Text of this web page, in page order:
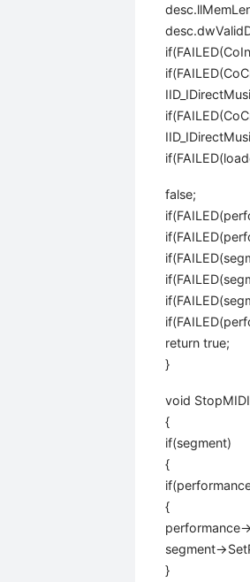
false;
return true;
}
void
{
if(segment)
{
{
performance-
segment-
}